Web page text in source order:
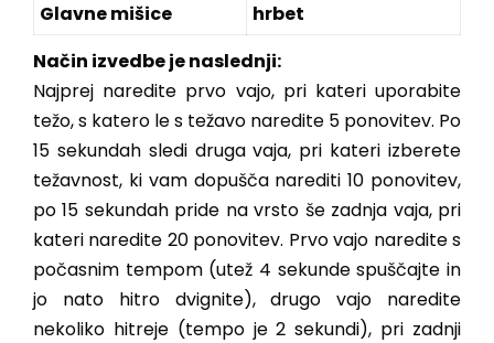
Glavne mišice
hrbet
Način izvedbe je naslednji:
Najprej naredite prvo vajo, pri kateri uporabite
težo, s katero le s težavo naredite 5 ponovitev. Po
15 sekundah sledi druga vaja, pri kateri izberete
težavnost, ki vam dopušča narediti 10 ponovitev,
po 15 sekundah pride na vrsto še zadnja vaja, pri
kateri naredite 20 ponovitev. Prvo vajo naredite s
počasnim tempom (utež 4 sekunde spuščajte in
jo nato hitro dvignite), drugo vajo naredite
nekoliko hitreje (tempo je 2 sekundi), pri zadnji